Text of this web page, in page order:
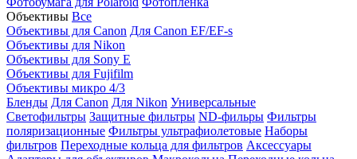
Объективы Все
Объективы для Canon Для Canon EF/EF-s
Объективы для Nikon
Объективы для Sony E
Объективы для Fujifilm
Объективы микро 4/3
Бленды Для Canon Для Nikon Универсальные
Светофильтры Защитные фильтры ND-фильры Фильтры
поляризационные Фильтры ультрафиолетовые Наборы
фильтров Переходные кольца для фильтров Аксессуары